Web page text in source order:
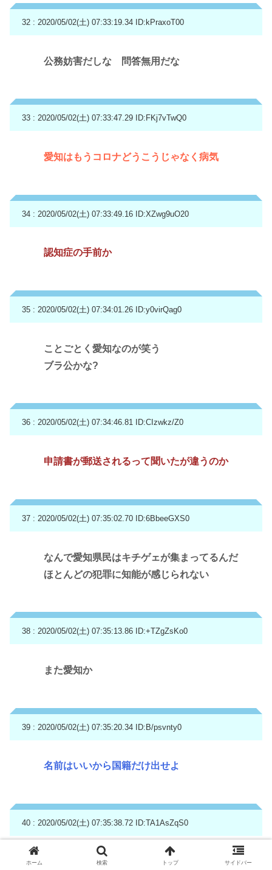
32 : 2020/05/02(土) 07:33:19.34 ID:kPraxoT00
公務妨害だしな 問答無用だな
33 : 2020/05/02(土) 07:33:47.29 ID:FKj7vTwQ0
愛知はもうコロナどうこうじゃなく病気
34 : 2020/05/02(土) 07:33:49.16 ID:XZwg9uO20
認知症の手前か
35 : 2020/05/02(土) 07:34:01.26 ID:y0virQag0
ことごとく愛知なのが笑う
ブラ公かな?
36 : 2020/05/02(土) 07:34:46.81 ID:CIzwkz/Z0
申請書が郵送されるって聞いたが違うのか
37 : 2020/05/02(土) 07:35:02.70 ID:6BbeeGXS0
なんで愛知県民はキチゲェが集まってるんだ
ほとんどの犯罪に知能が感じられない
38 : 2020/05/02(土) 07:35:13.86 ID:+TZgZsKo0
また愛知か
39 : 2020/05/02(土) 07:35:20.34 ID:B/psvnty0
名前はいいから国籍だけ出せよ
40 : 2020/05/02(土) 07:35:38.72 ID:TA1AsZqS0
愛知県民+団塊
ホーム 検索 トップ サイドバー